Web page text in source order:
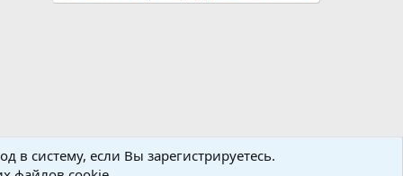
в систему, если Вы зарегистрируетесь.